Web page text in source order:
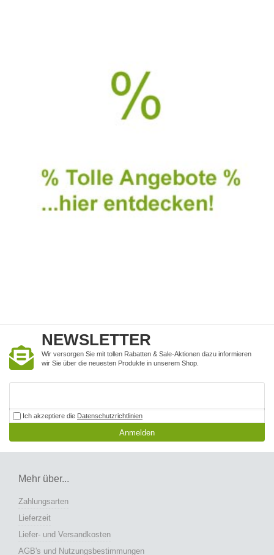
NEWSLETTER
Wir versorgen Sie mit tollen Rabatten & Sale-Aktionen dazu informieren
wir Sie über die neuesten Produkte in unserem Shop.
Ich akzeptiere die Datenschutzrichtlinien
Anmelden
Mehr über...
Zahlungsarten
Lieferzeit
Liefer- und Versandkosten
AGB's und Nutzungsbestimmungen